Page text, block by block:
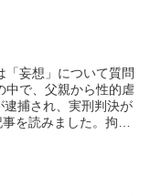
「妄想」について質問
中で、父親から性的虐
捕され、実刑判決が
を読みました。拘置